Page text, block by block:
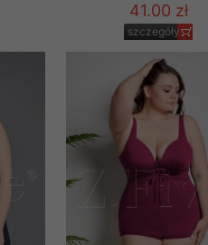
41.00 zł
szczegóły